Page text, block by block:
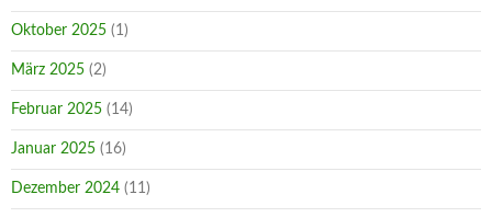
Oktober 2025 (1)
März 2025 (2)
Februar 2025 (14)
Januar 2025 (16)
Dezember 2024 (11)